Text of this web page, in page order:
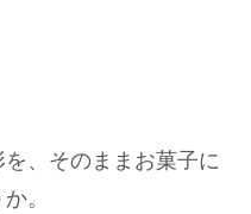
、そのままお菓子に
。